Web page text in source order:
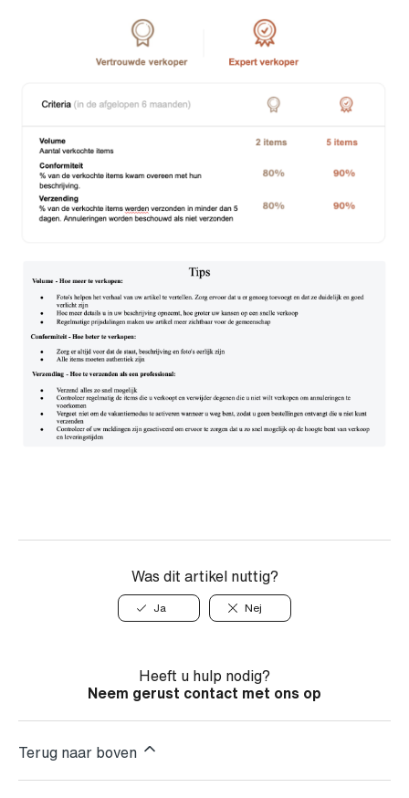
Was dit artikel nuttig?
Ja Nej
Heeft u hulp nodig?
Neem gerust contact met ons op
Terug naar boven